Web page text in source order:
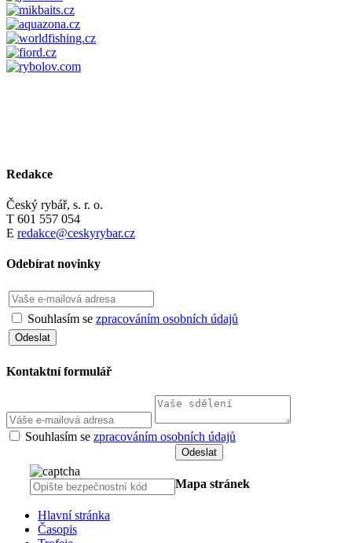
Redakce
Český rybář, s. r. o.
T 601 557 054
E redakce@ceskyrybar.cz
Odebírat novinky
Souhlasím se zpracováním osobních údajů
Kontaktní formulář
Souhlasím se zpracováním osobních údajů
Mapa stránek
Hlavní stránka
Časopis